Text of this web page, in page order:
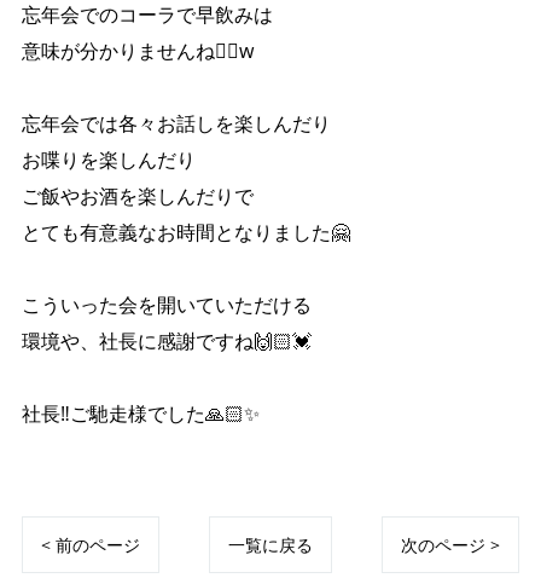
忘年会でのコーラで早飲みは
意味が分かりませんね🤷‍♀️w
忘年会では各々お話しを楽しんだり
お喋りを楽しんだり
ご飯やお酒を楽しんだりで
とても有意義なお時間となりました🤗
こういった会を開いていただける
環境や、社長に感謝ですね🙌🏻💓
社長‼︎ご馳走様でした🙏🏻✨
< 前のページ 一覧に戻る 次のページ >